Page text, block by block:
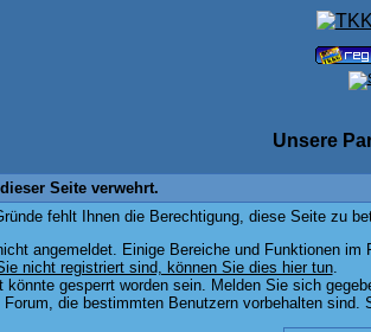
Unsere
Seite verwehrt.
fehlt Ihnen die Berechtigung, diese Seite zu
angemeldet. Einige Bereiche und Funktionen
nicht registriert sind, können Sie dies hier tun.
könnte gesperrt worden sein. Melden Sie sich
die bestimmten Benutzern vorbehalten